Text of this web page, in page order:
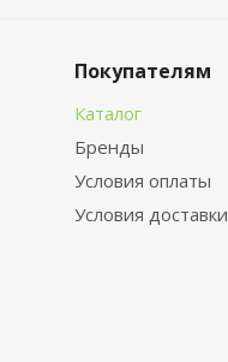
Покупателям
Каталог
Бренды
Условия оплаты
Условия доставки